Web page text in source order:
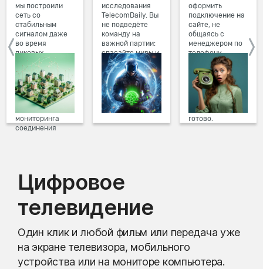
мы построили
сеть со
стабильным
сигналом даже
во время
пиковых
нагрузок в
вечернее время.
Мы постоянно
обновляем наше
оборудование в
домах, а система
мониторинга
соединения
исследования
TelecomDaily. Вы
не подведёте
команду на
важной партии:
спасайте миры и
побеждайте с
друзьями в
онлайн-играх.
оформить
подключение на
сайте, не
общаясь с
менеджером по
телефону.
Просто в три
клика заполните
форму заявки на
сайте, выберите
дату и время
подключения,
готово.
Цифровое
телевидение
Один клик и любой фильм или передача уже
на экране телевизора, мобильного
устройства или на мониторе компьютера.